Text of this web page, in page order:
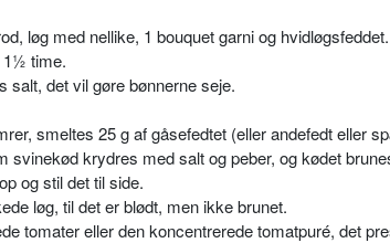
løg med nellike, 1 bouquet garni og hvidløgsfeddet.
1½ time.
det vil gøre bønnerne seje.
smeltes 25 g af gåsefedtet (eller andefedt eller
svinekød krydres med salt og peber, og kødet
og stil det til side.
løg, til det er blødt, men ikke brunet.
tomater eller den koncentrerede tomatpuré, det